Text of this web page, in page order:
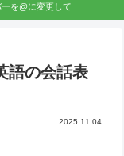
を@に変更して
語の会話表
2025.11.04